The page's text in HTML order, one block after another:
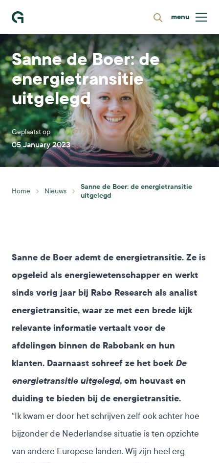
Zoeken
menu
Sanne de Boer: de
energietransitie
uitgelegd
Geplaatst op
05 January 2023
Home Nieuws
Sanne de Boer: de energietransitie
uitgelegd
Sanne de Boer ademt de energietransitie. Ze is
opgeleid als energiewetenschapper en werkt
sinds vorig jaar bij Rabo Research als analist
energietransitie, waar ze met een brede kijk
relevante informatie vertaalt voor de
afdelingen binnen de Rabobank en hun
klanten. Daarnaast schreef ze het boek De
energietransitie uitgelegd, om houvast en
duiding te bieden bij de energietransitie.
“Ik kwam er door het schrijven zelf ook achter hoe
bijzonder de Nederlandse situatie is ten opzichte
van andere Europese landen. Wij zijn heel erg